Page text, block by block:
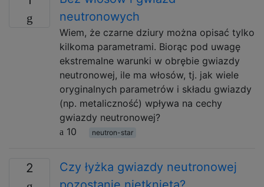
neutronowych
Wiem, że czarne dziury można opisać tylko
kilkoma parametrami. Biorąc pod uwagę
ekstremalne warunki w obrębie gwiazdy
neutronowej, ile ma włosów, tj. jak wiele
oryginalnych parametrów i składu gwiazdy
(np. metaliczność) wpływa na cechy
gwiazdy neutronowej?
10
neutron-star
2
Czy łyżka gwiazdy neutronowej